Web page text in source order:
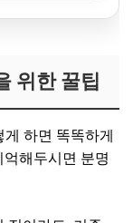
위한 꿀팁
하면 똑똑하게
해두시면 분명